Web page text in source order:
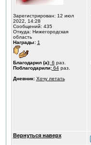
Зарегистрирован: 12 июл
2022, 14:28
Сообщений: 435
Откуда: Нижегородская
область
Награды: 1
Благодарил (а):6 раз.
Поблагодарили:64раз.
Дневник: Хочу летать
Вернуться наверх